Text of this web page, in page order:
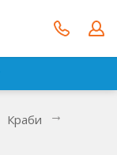
Краби